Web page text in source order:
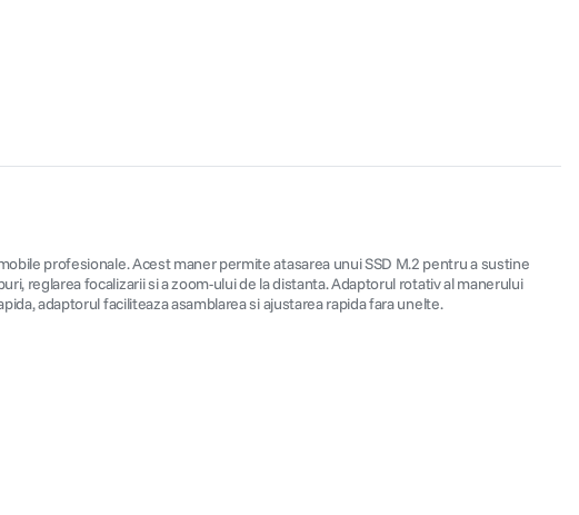
profesionale. Acest maner permite atasarea unui SSD M.2 pentru a sustine
reglarea focalizarii si a zoom-ului de la distanta. Adaptorul rotativ al manerului
adaptorul faciliteaza asamblarea si ajustarea rapida fara unelte.